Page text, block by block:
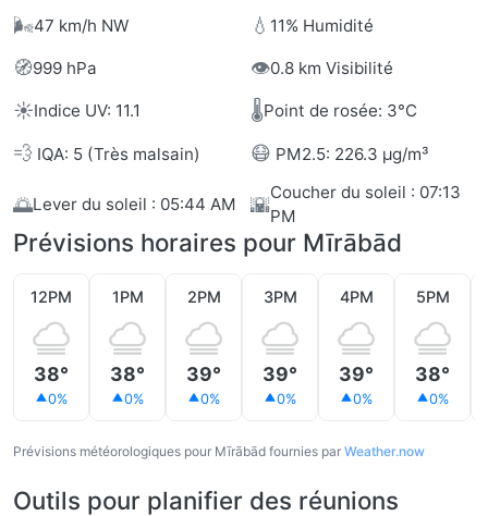
🌬️47 km/h NW 💧 11% Humidité
🧭999 hPa 👁️0.8 km Visibilité
☀️Indice UV: 11.1 🌡️Point de rosée: 3°C
💨 IQA: 5 (Très malsain) 😷 PM2.5: 226.3 µg/m³
🌅Lever du soleil : 05:44 AM 🌇Coucher du soleil : 07:13
PM
Prévisions horaires pour Mīrābād
12PM
38°
0%
1PM
38°
0%
2PM
39°
0%
3PM
39°
0%
4PM
39°
0%
5PM
38°
0%
Prévisions météorologiques pour Mīrābād fournies par Weather.now
Outils pour planifier des réunions